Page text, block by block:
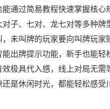
通过简易教程快速掌握核
子、七对、龙七对等多种
未叫牌的玩家要向叫牌玩
出牌提示功能，新手也能轻
极具代入感，线上对局无需
是休闲时光，都能轻松感受